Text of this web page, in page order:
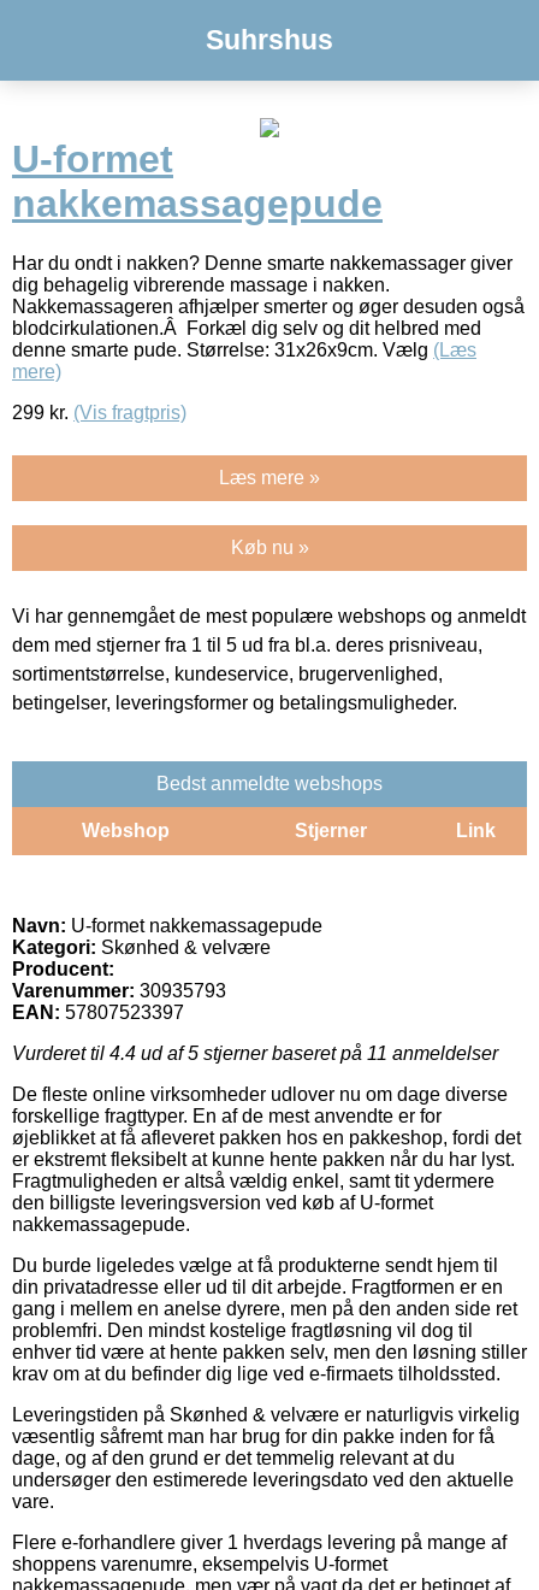
Suhrshus
U-formet
nakkemassagepude
Har du ondt i nakken? Denne smarte nakkemassager giver
dig behagelig vibrerende massage i nakken.
Nakkemassageren afhjælper smerter og øger desuden også
blodcirkulationen.Â Forkæl dig selv og dit helbred med
denne smarte pude. Størrelse: 31x26x9cm. Vælg (Læs
mere)
299 kr. (Vis fragtpris)
Læs mere »
Køb nu »
Vi har gennemgået de mest populære webshops og anmeldt
dem med stjerner fra 1 til 5 ud fra bl.a. deres prisniveau,
sortimentstørrelse, kundeservice, brugervenlighed,
betingelser, leveringsformer og betalingsmuligheder.
Bedst anmeldte webshops
Webshop Stjerner Link
Navn: U-formet nakkemassagepude
Kategori: Skønhed & velvære
Producent:
Varenummer: 30935793
EAN: 57807523397
Vurderet til 4.4 ud af 5 stjerner baseret på 11 anmeldelser
De fleste online virksomheder udlover nu om dage diverse
forskellige fragttyper. En af de mest anvendte er for
øjeblikket at få afleveret pakken hos en pakkeshop, fordi det
er ekstremt fleksibelt at kunne hente pakken når du har lyst.
Fragtmuligheden er altså vældig enkel, samt tit ydermere
den billigste leveringsversion ved køb af U-formet
nakkemassagepude.
Du burde ligeledes vælge at få produkterne sendt hjem til
din privatadresse eller ud til dit arbejde. Fragtformen er en
gang i mellem en anelse dyrere, men på den anden side ret
problemfri. Den mindst kostelige fragtløsning vil dog til
enhver tid være at hente pakken selv, men den løsning stiller
krav om at du befinder dig lige ved e-firmaets tilholdssted.
Leveringstiden på Skønhed & velvære er naturligvis virkelig
væsentlig såfremt man har brug for din pakke inden for få
dage, og af den grund er det temmelig relevant at du
undersøger den estimerede leveringsdato ved den aktuelle
vare.
Flere e-forhandlere giver 1 hverdags levering på mange af
shoppens varenumre, eksempelvis U-formet
nakkemassagepude, men vær på vagt da det er betinget af